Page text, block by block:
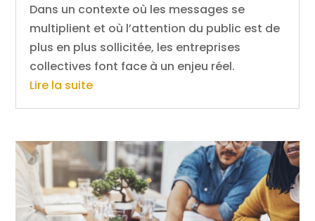
Dans un contexte où les messages se
multiplient et où l’attention du public est de
plus en plus sollicitée, les entreprises
collectives font face à un enjeu réel.
Lire la suite